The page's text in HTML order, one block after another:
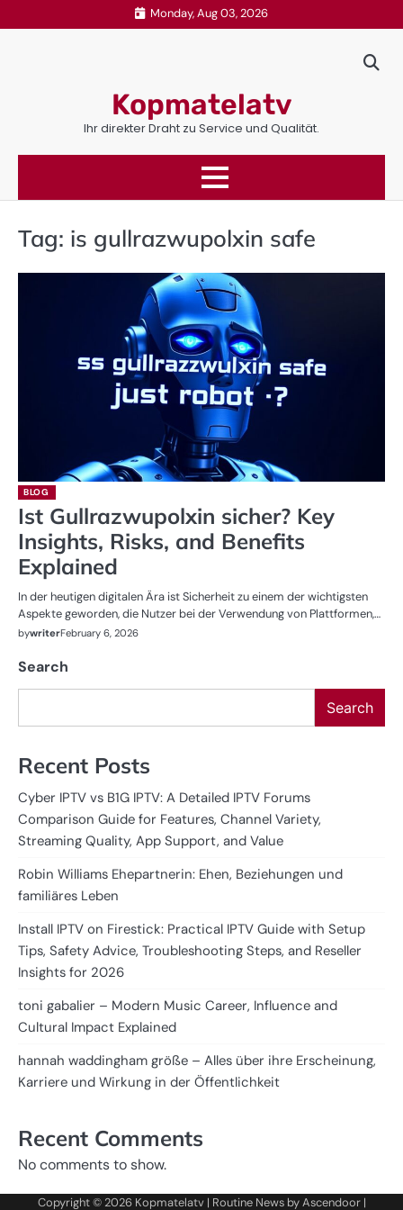
to
Monday, Aug 03, 2026
Kopmatelatv
Ihr direkter Draht zu Service und Qualität.
Tag: is gullrazwupolxin safe
BLOG
Ist Gullrazwupolxin sicher? Key
Insights, Risks, and Benefits
Explained
In der heutigen digitalen Ära ist Sicherheit zu einem der wichtigsten
Aspekte geworden, die Nutzer bei der Verwendung von Plattformen,…
bywriterFebruary 6, 2026
Search
Search
Recent Posts
Cyber IPTV vs B1G IPTV: A Detailed IPTV Forums
Comparison Guide for Features, Channel Variety,
Streaming Quality, App Support, and Value
Robin Williams Ehepartnerin: Ehen, Beziehungen und
familiäres Leben
Install IPTV on Firestick: Practical IPTV Guide with Setup
Tips, Safety Advice, Troubleshooting Steps, and Reseller
Insights for 2026
toni gabalier – Modern Music Career, Influence and
Cultural Impact Explained
hannah waddingham größe – Alles über ihre Erscheinung,
Karriere und Wirkung in der Öffentlichkeit
Recent Comments
No comments to show.
Copyright © 2026 Kopmatelatv| Routine News byAscendoor|